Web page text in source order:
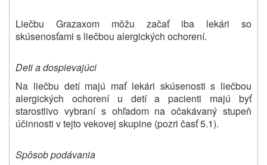
Liečbu Grazaxom môžu začať iba lekári so
skúsenosťami s liečbou alergických ochorení.
Deti a dospievajúci
Na liečbu detí majú mať lekári skúsenosti s liečbou
alergických ochorení u detí a pacienti majú byť
starostlivo vybraní s ohľadom na očakávaný stupeň
účinnosti v tejto vekovej skupine (pozri časť 5.1).
Spôsob podávania